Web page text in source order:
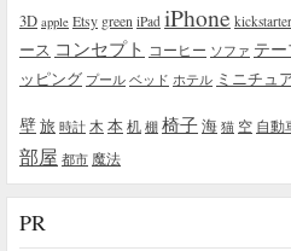
3D apple Etsy green iPad iPhone kickstarter
ース コンセプト コーヒー ソファ テ
ッピング プール ベッド ホテル ミニチュ
壁旅 時計 木 本机 棚 椅子海 猫 空 自動
部屋 都市 魔法
PR